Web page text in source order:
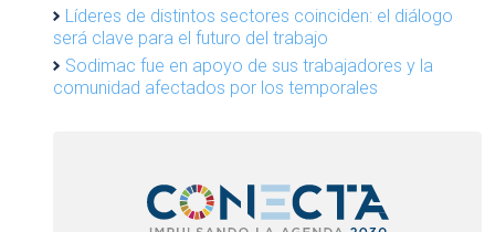
Líderes de distintos sectores coinciden: el diálogo
será clave para el futuro del trabajo
Sodimac fue en apoyo de sus trabajadores y la
comunidad afectados por los temporales